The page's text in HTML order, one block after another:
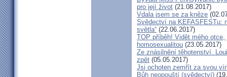
pro její život (21.08.2017)
Vdala jsem se za kněze
Svědectví na KEFASFESTu:
světla“ (22.06.2017)
TOP příběh! Vidět mého
homosexualitou (23.05.2017)
Ze znásilnění těhotenství.
zpět (05.05.2017)
Jsi ochoten zemřít za svou
Bůh neopouští (svědectví)